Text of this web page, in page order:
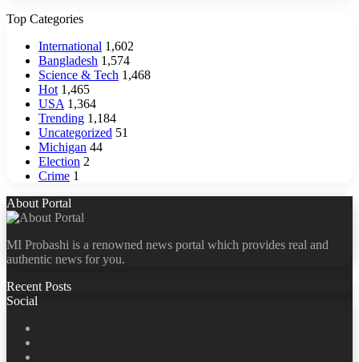
Top Categories
International 1,602
Bangladesh 1,574
Science & Tech 1,468
Hot 1,465
USA 1,364
Trending 1,184
Uncategorized 51
Michigan 44
Election 2
Crime 1
About Portal
MI Probashi is a renowned news portal which provides real and
authentic news for you.
Recent Posts
Social